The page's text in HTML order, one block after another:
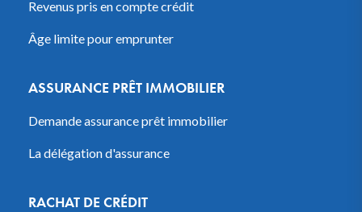
Revenus pris en compte crédit
Âge limite pour emprunter
ASSURANCE PRÊT IMMOBILIER
Demande assurance prêt immobilier
La délégation d'assurance
RACHAT DE CRÉDIT